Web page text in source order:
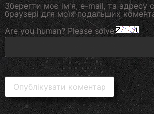
Зберегти моє ім'я, e-mail, та адресу
браузері для моїх подальших
Are you human? Please solve: